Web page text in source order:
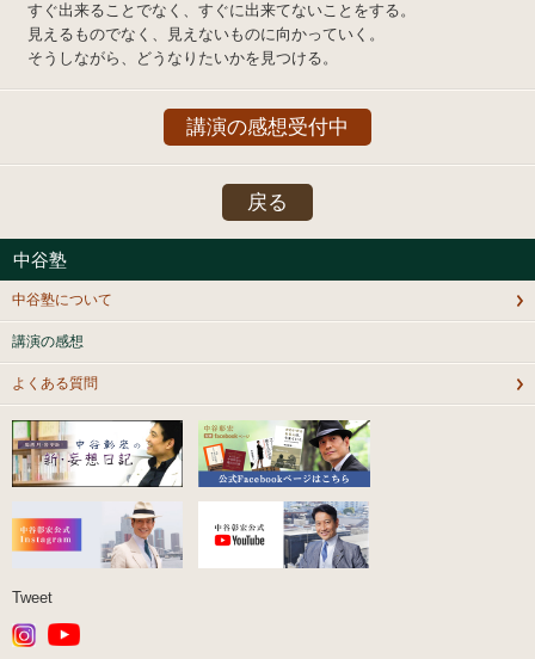
すぐ出来ることでなく、すぐに出来てないことをする。
見えるものでなく、見えないものに向かっていく。
そうしながら、どうなりたいかを見つける。
講演の感想受付中
戻る
中谷塾
中谷塾について
講演の感想
よくある質問
Tweet